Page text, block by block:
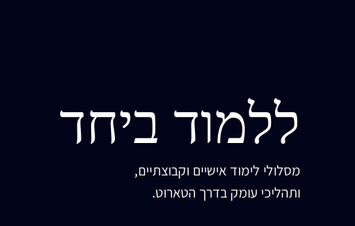
ללמוד ביחד
מסלולי לימוד אישיים וקבוצתיים,
ותהליכי עומק בדרך הטארוט.